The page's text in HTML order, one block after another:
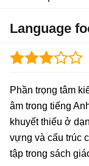
Language
Phần trọng tâm
âm trong tiếng
khuyết thiếu ở
vựng và cấu trúc
tập trong sách